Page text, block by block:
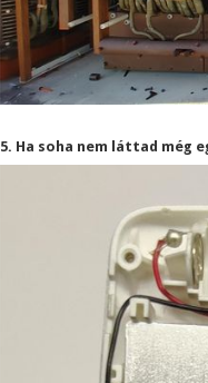
5. Ha soha nem láttad még